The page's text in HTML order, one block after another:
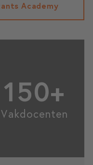
Academy
150+
Vakdocenten